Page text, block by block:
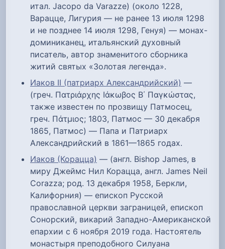
итал. Jacopo da Varazze) (около 1228,
Варацце, Лигурия — не ранее 13 июля 1298
и не позднее 14 июля 1298, Генуя) — монах-
доминиканец, итальянский духовный
писатель, автор знаменитого сборника
житий святых «Золотая легенда».
Иаков II (патриарх Александрийский) —
(греч. Πατριάρχης Ιάκωβος Β΄ Παγκώστας,
также известен по прозвищу Патмосец,
греч. Πάτμιος; 1803, Патмос — 30 декабря
1865, Патмос) — Папа и Патриарх
Александрийский в 1861—1865 годах.
Иаков (Корацца) — (англ. Bishop James, в
миру Джеймс Нил Корацца, англ. James Neil
Corazza; род. 13 декабря 1958, Беркли,
Калифорния) — епископ Русской
православной церкви заграницей, епископ
Сонорский, викарий Западно-Американской
епархии с 6 ноября 2019 года. Настоятель
монастыря преподобного Силуана